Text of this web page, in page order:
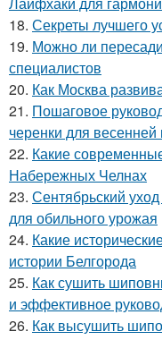
18. Секреты лучшего
19. Можно ли
специалистов
20. Как Москва
21. Пошаговое
черенки для
22. Какие
Набережных Челнах
23. Сентябрьский
для обильного урожая
24. Какие
истории Белгорода
25. Как сушить
и эффективное
26. Как высушить